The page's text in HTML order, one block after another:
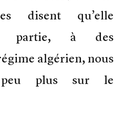
disent qu’elle
partie, à des
algérien, nous
peu plus sur le